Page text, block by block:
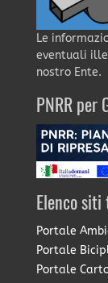
Le
eventuali
nostro Ente.
PNRR per
Elenco
Portale
Portale
Portale